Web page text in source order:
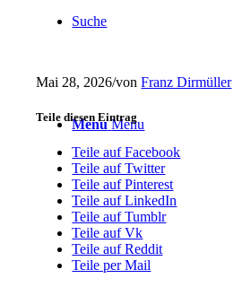
Suche
Menu Menu
Mai 28, 2026/vonFranz Dirmüller
Teile diesen Eintrag
Teile auf Facebook
Teile auf Twitter
Teile auf Pinterest
Teile auf LinkedIn
Teile auf Tumblr
Teile auf Vk
Teile auf Reddit
Teile per Mail